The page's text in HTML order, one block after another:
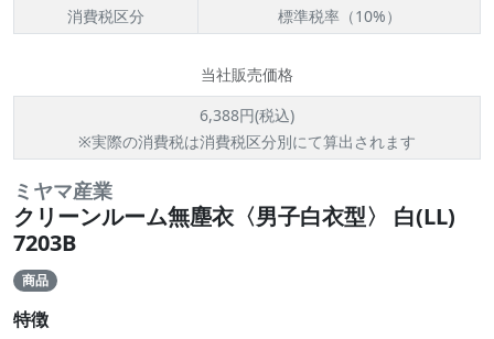
消費税区分
標準税率（10%）
当社販売価格
6,388円(税込)
※実際の消費税は消費税区分別にて算出されます
ミヤマ産業
クリーンルーム無塵衣〈男子白衣型〉 白(LL)
7203B
商品
特徴